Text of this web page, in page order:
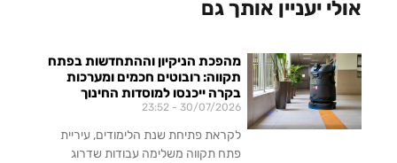
אולי יעניין אותך גם
מהפכת הניקיון וההתחדשות בפתח
תקווה: רובוטים חכמים ומערכות
בקרה ייכנסו למוסדות החינוך
30/07/2026
לקראת פתיחת שנת הלימודים, עיריית
פתח תקווה משלימה עבודות שדרוג